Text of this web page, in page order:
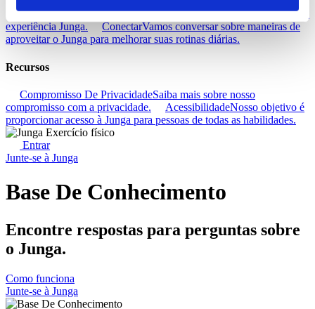
Base De ConhecimentoAprenda a tirar o máximo proveito da sua
experiência Junga.
ConectarVamos conversar sobre maneiras de
aproveitar o Junga para melhorar suas rotinas diárias.
Recursos
Compromisso De PrivacidadeSaiba mais sobre nosso
compromisso com a privacidade.
AcessibilidadeNosso objetivo é
proporcionar acesso à Junga para pessoas de todas as habilidades.
Entrar
Junte-se à Junga
Base De Conhecimento
Encontre respostas para perguntas sobre
o Junga.
Como funciona
Junte-se à Junga